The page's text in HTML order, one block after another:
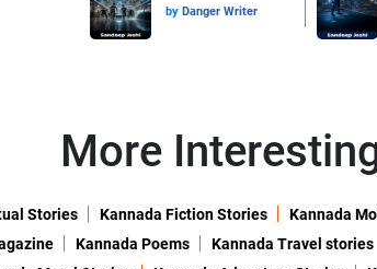
by Danger Writer
More
Stories Kannada Fiction Stories Kannada
Kannada Poems Kannada Travel stories